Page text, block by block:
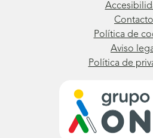
Contacto
Política de
Aviso
Política de